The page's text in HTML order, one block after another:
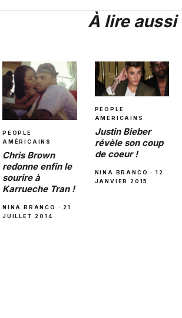
À lire aussi
PEOPLE
AMÉRICAINS
Chris Brown
redonne enfin le
sourire à
Karrueche Tran !
NINA BRANCO · 21
JUILLET 2014
PEOPLE
AMÉRICAINS
Justin Bieber
révèle son coup
de coeur !
NINA BRANCO · 12
JANVIER 2015